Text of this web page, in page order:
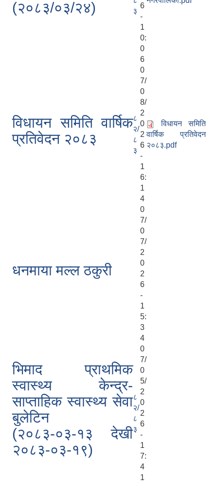
(२०८३/०३/२४)
३
6
-
1
0:
0
6
विधायन समिति वार्षिक
प्रतिवेदन २०८३
८
२/
८
३
0
7/
0
8/
2
0
2
6
-
1
6:
1
4
विधायन समिति
वार्षिक प्रतिवेदन
२०८३.pdf
धनमाया मल्ल ठकुरी
0
7/
0
7/
2
0
2
6
-
1
5:
3
4
भिमाद प्राथमिक
स्वास्थ्य केन्द्र-
साप्ताहिक स्वास्थ्य सेवा
बुलेटिन
(२०८३-०३-१३ देखी
२०८३-०३-१९)
८
२/
८
३
0
7/
0
5/
2
0
2
6
-
1
7:
4
1